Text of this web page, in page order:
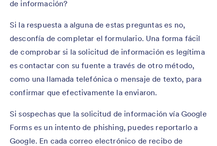
de información?
Si la respuesta a alguna de estas preguntas es no,
desconfía de completar el formulario. Una forma fácil
de comprobar si la solicitud de información es legítima
es contactar con su fuente a través de otro método,
como una llamada telefónica o mensaje de texto, para
confirmar que efectivamente la enviaron.
Si sospechas que la solicitud de información vía Google
Forms es un intento de phishing, puedes reportarlo a
Google. En cada correo electrónico de recibo de